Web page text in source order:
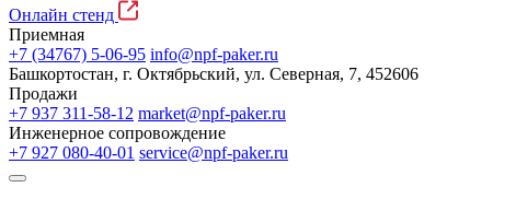
Онлайн стенд
Приемная
+7 (34767) 5-06-95 info@npf-paker.ru
Башкортостан, г. Октябрьский, ул. Северная, 7, 452606
Продажи
+7 937 311-58-12 market@npf-paker.ru
Инженерное сопровождение
+7 927 080-40-01 service@npf-paker.ru